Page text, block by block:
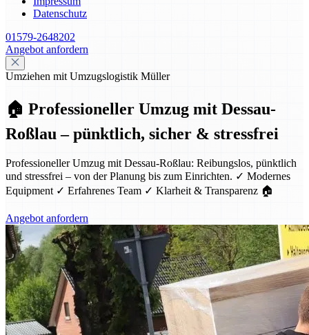
Datenschutz
01579-2648202
Angebot anfordern
Umziehen mit Umzugslogistik Müller
🏠 Professioneller Umzug mit Dessau-
Roßlau – pünktlich, sicher & stressfrei
Professioneller Umzug mit Dessau-Roßlau: Reibungslos, pünktlich
und stressfrei – von der Planung bis zum Einrichten. ✓ Modernes
Equipment ✓ Erfahrenes Team ✓ Klarheit & Transparenz 🏠
Angebot anfordern